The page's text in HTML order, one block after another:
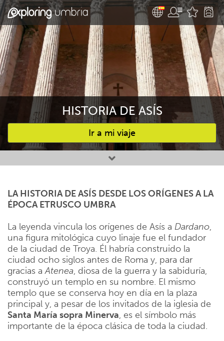
HISTORIA DE ASÍS
Ir a mi viaje
Favourites
LA HISTORIA DE ASÍS DESDE LOS ORÍGENES A LA
ÉPOCA ETRUSCO UMBRA
La leyenda vincula los orígenes de Asís a Dardano,
una figura mitológica cuyo linaje fue el fundador
de la ciudad de Troya. Él habría construido la
ciudad ocho siglos antes de Roma y, para dar
gracias aAtenea, diosa de la guerra y la sabiduría,
construyó un templo en su nombre. El mismo
templo que se conserva hoy en día en la plaza
principal y, a pesar de los invitados de la iglesia de
Santa María sopra Minerva, es el símbolo más
importante de la época clásica de toda la ciudad.